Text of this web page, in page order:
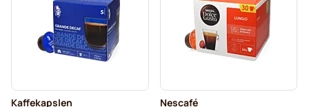
Kaffekapslen
Nescafé